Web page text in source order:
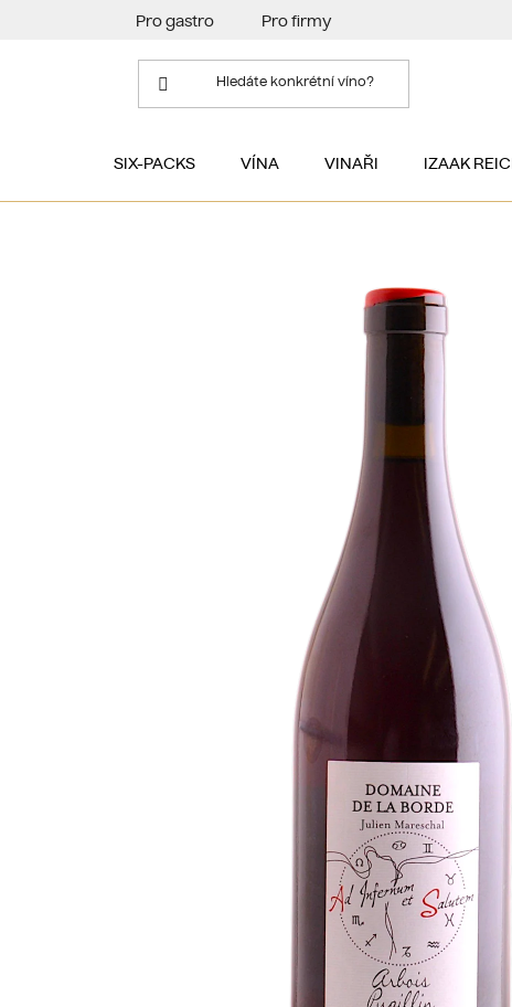
Pro gastro Pro firmy
SIX-PACKS VÍNA VINAŘI IZAAK